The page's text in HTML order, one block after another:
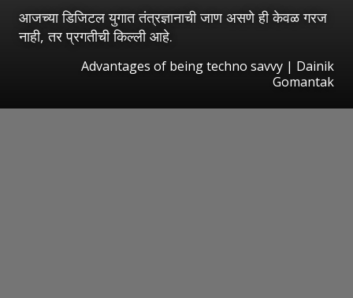
आजच्या डिजिटल युगात तंत्रज्ञानाची जाण असणे ही केवळ गरज
नाही, तर प्रगतीची किल्ली आहे.
Advantages of being techno savvy | Dainik
Gomantak